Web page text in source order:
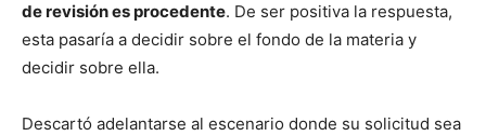
de revisión es procedente. De ser positiva la respuesta,
esta pasaría a decidir sobre el fondo de la materia y
decidir sobre ella.
Descartó adelantarse al escenario donde su solicitud sea